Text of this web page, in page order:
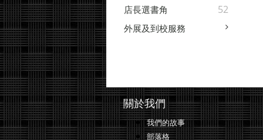
店長選書角 52
外展及到校服務
關於我們
我們的故事
部落格